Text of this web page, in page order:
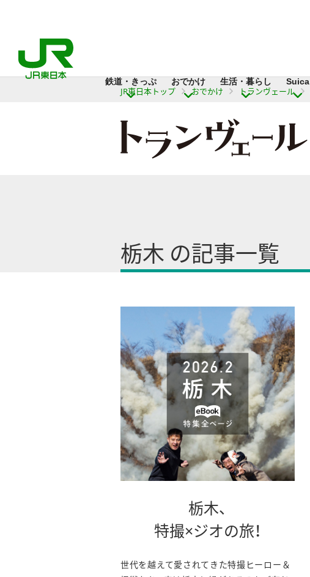
鉄道・きっぷ おでかけ 生活・暮らし Suica
JR東日本トップ おでかけ トランヴェール
栃木 の記事一覧
栃木、
特撮×ジオの旅！
世代を越えて愛されてきた特撮ヒーロー＆